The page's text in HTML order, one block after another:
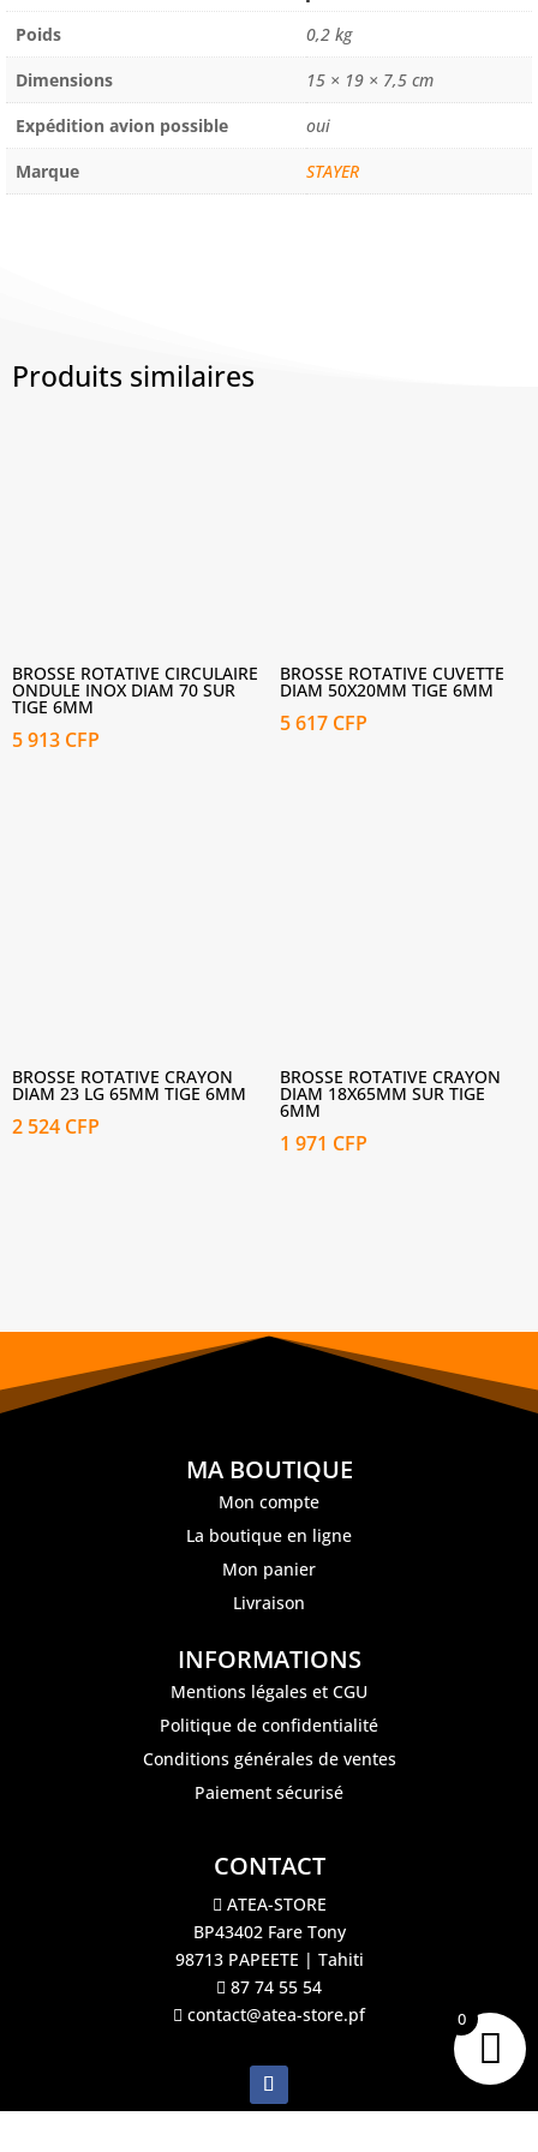
27
Poids
0,2 kg
Dimensions
15 × 19 × 7,5 cm
Expédition avion possible
oui
Marque
STAYER
Produits similaires
BROSSE ROTATIVE CIRCULAIRE
ONDULE INOX DIAM 70 SUR
TIGE 6MM
5 913 CFP
BROSSE ROTATIVE CUVETTE
DIAM 50X20MM TIGE 6MM
5 617 CFP
BROSSE ROTATIVE CRAYON
DIAM 23 LG 65MM TIGE 6MM
2 524 CFP
BROSSE ROTATIVE CRAYON
DIAM 18X65MM SUR TIGE
6MM
1 971 CFP
MA BOUTIQUE
Mon compte
La boutique en ligne
Mon panier
Livraison
INFORMATIONS
Mentions légales et CGU
Politique de confidentialité
Conditions générales de ventes
Paiement sécurisé
CONTACT
ATEA-STORE
BP43402 Fare Tony
98713 PAPEETE | Tahiti
87 74 55 54
contact@atea-store.pf
0